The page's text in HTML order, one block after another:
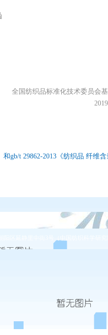
全国纺织品标准化技术委员会
gb/t 29862-2013《纺织品 纤维含